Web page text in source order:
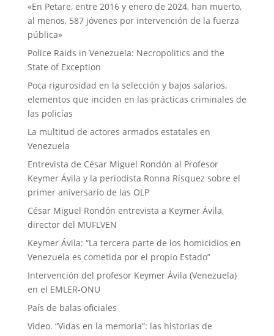
«En Petare, entre 2016 y enero de 2024, han muerto,
al menos, 587 jóvenes por intervención de la fuerza
pública»
Police Raids in Venezuela: Necropolitics and the
State of Exception
Poca rigurosidad en la selección y bajos salarios,
elementos que inciden en las prácticas criminales de
las policías
La multitud de actores armados estatales en
Venezuela
Entrevista de César Miguel Rondón al Profesor
Keymer Ávila y la periodista Ronna Rísquez sobre el
primer aniversario de las OLP
César Miguel Rondón entrevista a Keymer Ávila,
director del MUFLVEN
Keymer Ávila: “La tercera parte de los homicidios en
Venezuela es cometida por el propio Estado”
Intervención del profesor Keymer Ávila (Venezuela)
en el EMLER-ONU
País de balas oficiales
Video. “Vidas en la memoria”: las historias de